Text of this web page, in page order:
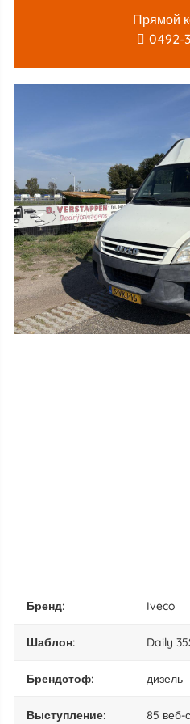
Прямой
0492-
бренд: Iveco
шаблон: Daily
брендстоф: дизель
выступление: 85 веб-